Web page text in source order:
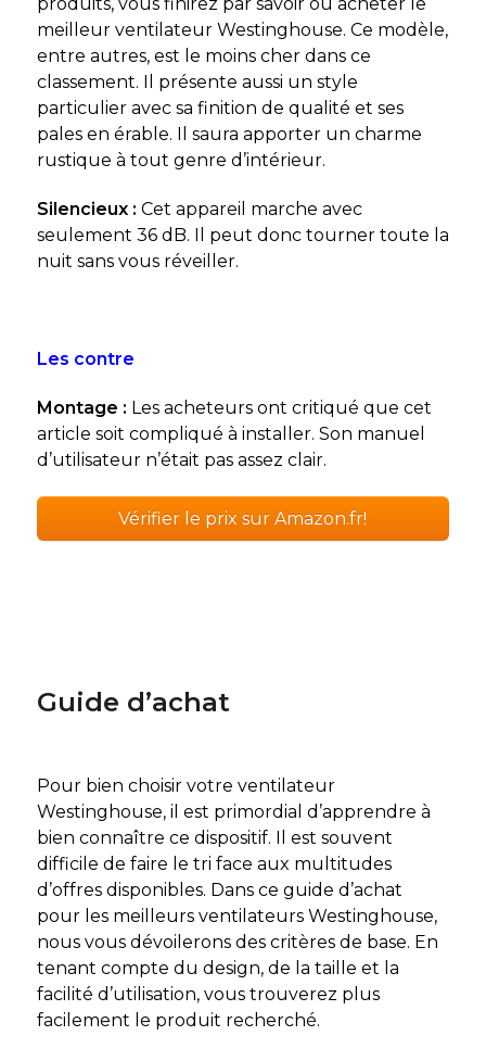
produits, vous finirez par savoir où acheter le
meilleur ventilateur Westinghouse. Ce modèle,
entre autres, est le moins cher dans ce
classement. Il présente aussi un style
particulier avec sa finition de qualité et ses
pales en érable. Il saura apporter un charme
rustique à tout genre d’intérieur.
Silencieux : Cet appareil marche avec
seulement 36 dB. Il peut donc tourner toute la
nuit sans vous réveiller.
Les contre
Montage : Les acheteurs ont critiqué que cet
article soit compliqué à installer. Son manuel
d’utilisateur n’était pas assez clair.
Vérifier le prix sur Amazon.fr!
Guide d’achat
Pour bien choisir votre ventilateur
Westinghouse, il est primordial d’apprendre à
bien connaître ce dispositif. Il est souvent
difficile de faire le tri face aux multitudes
d’offres disponibles. Dans ce guide d’achat
pour les meilleurs ventilateurs Westinghouse,
nous vous dévoilerons des critères de base. En
tenant compte du design, de la taille et la
facilité d’utilisation, vous trouverez plus
facilement le produit recherché.